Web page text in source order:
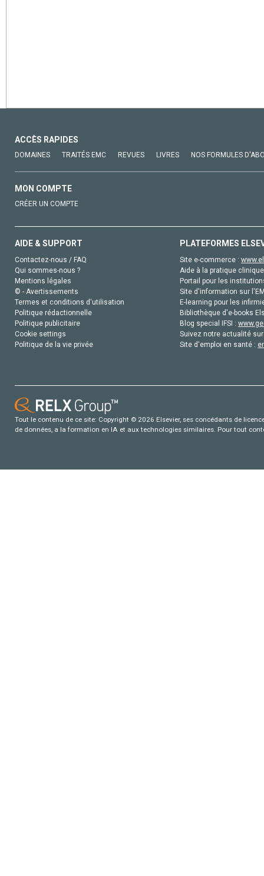
ACCÈS RAPIDES
DOMAINES TRAITÉS EMC REVUES LIVRES NOS FORMULES
MON COMPTE
CRÉER UN COMPTE
AIDE & SUPPORT
Contactez-nous / FAQ
Qui sommes-nous ?
Mentions légales
© - Avertissements
Termes et conditions d'utilisation
Politique rédactionnelle
Politique publicitaire
Cookie settings
Politique de la vie privée
PLATEFORMES
Site e-commerce :
Aide à la pratique
Portail pour les
Site d'information sur
E-learning pour les
Bibliothèque d'e-books
Blog special IFSI :
Suivez notre actualité
Site d'emploi en santé :
Tout le contenu de ce site: Copyright © 2026 Elsevier, ses concédants de
de données, a la formation en IA et aux technologies similaires. Pour tout